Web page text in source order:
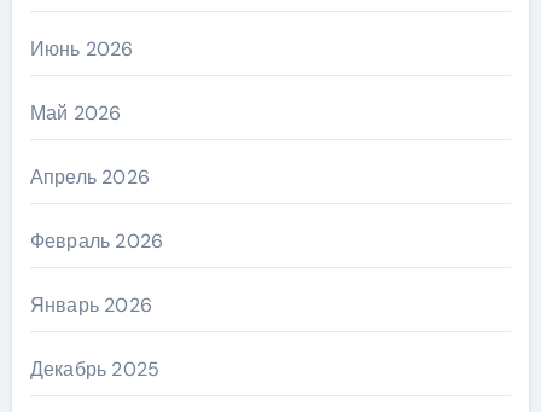
Июнь 2026
Май 2026
Апрель 2026
Февраль 2026
Январь 2026
Декабрь 2025